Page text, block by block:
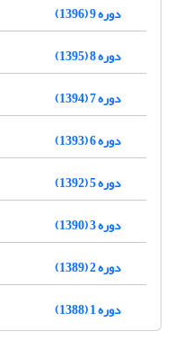
دوره 9 (1396)
دوره 8 (1395)
دوره 7 (1394)
دوره 6 (1393)
دوره 5 (1392)
دوره 3 (1390)
دوره 2 (1389)
دوره 1 (1388)